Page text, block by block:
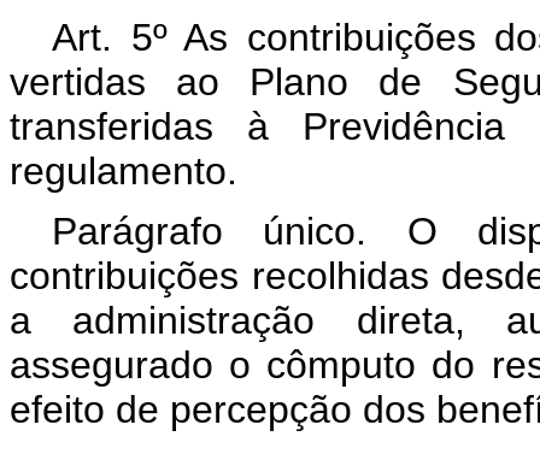
Art. 5º As contribuições
vertidas ao Plano de
transferidas à
regulamento.
Parágrafo único. O
contribuições recolhidas
a administração direta,
assegurado o cômputo do
efeito de percepção dos